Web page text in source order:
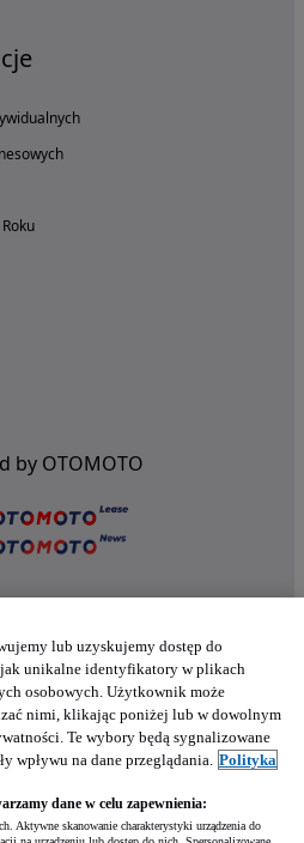
by OTOMOTO
w twoim telefonie
lub uzyskujemy dostęp do
unikalne identyfikatory w plikach
osobowych. Użytkownik może
nimi, klikając poniżej lub w dowolnym
Te wybory będą sygnalizowane
wpływu na dane przeglądania. Polityka
dane w celu zapewnienia:
Aktywne skanowanie charakterystyki urządzenia do